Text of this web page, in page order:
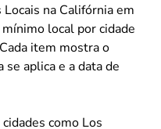
na Califórnia em
local por cidade
item mostra o
se aplica e a data de
como Los